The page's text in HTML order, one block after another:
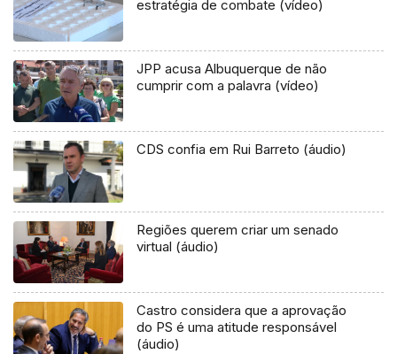
estratégia de combate (vídeo)
JPP acusa Albuquerque de não
cumprir com a palavra (vídeo)
CDS confia em Rui Barreto (áudio)
Regiões querem criar um senado
virtual (áudio)
Castro considera que a aprovação
do PS é uma atitude responsável
(áudio)